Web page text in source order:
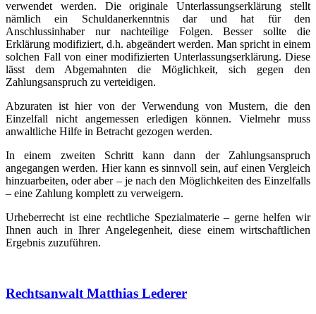
verwendet werden. Die originale Unterlassungserklärung stellt
nämlich ein Schuldanerkenntnis dar und hat für den
Anschlussinhaber nur nachteilige Folgen. Besser sollte die
Erklärung modifiziert, d.h. abgeändert werden. Man spricht in einem
solchen Fall von einer modifizierten Unterlassungserklärung. Diese
lässt dem Abgemahnten die Möglichkeit, sich gegen den
Zahlungsanspruch zu verteidigen.
Abzuraten ist hier von der Verwendung von Mustern, die den
Einzelfall nicht angemessen erledigen können. Vielmehr muss
anwaltliche Hilfe in Betracht gezogen werden.
In einem zweiten Schritt kann dann der Zahlungsanspruch
angegangen werden. Hier kann es sinnvoll sein, auf einen Vergleich
hinzuarbeiten, oder aber – je nach den Möglichkeiten des Einzelfalls
– eine Zahlung komplett zu verweigern.
Urheberrecht ist eine rechtliche Spezialmaterie – gerne helfen wir
Ihnen auch in Ihrer Angelegenheit, diese einem wirtschaftlichen
Ergebnis zuzuführen.
Rechtsanwalt Matthias Lederer